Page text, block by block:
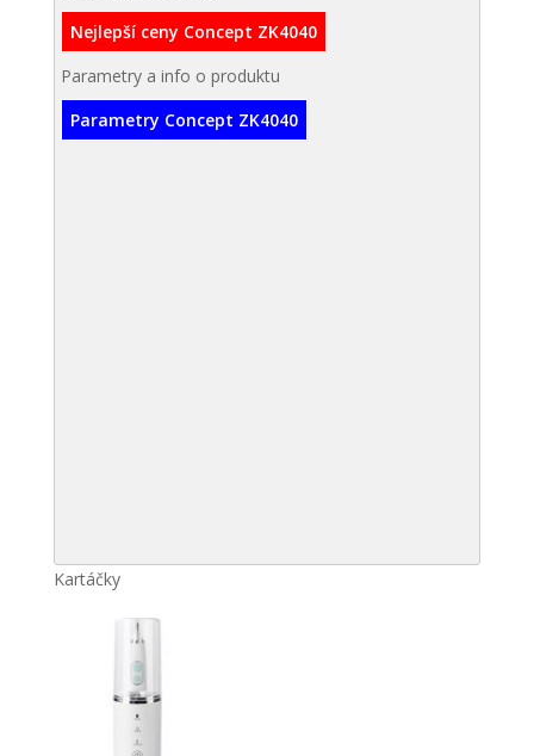
Nejlepší ceny Concept ZK4040
Parametry a info o produktu
Parametry Concept ZK4040
Kartáčky